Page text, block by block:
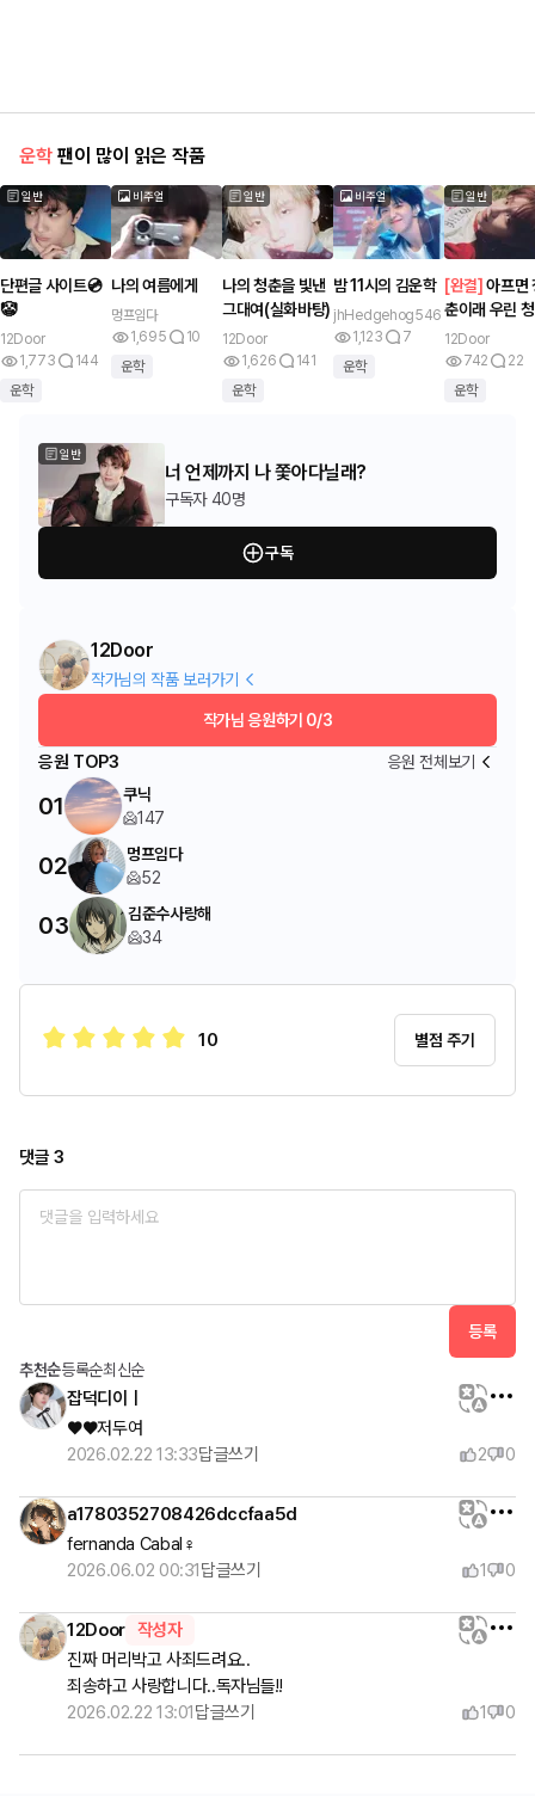
운학 팬이 많이 읽은 작품
일반
단편글 사이트💿
🤡
12Door
1,773
144
운학
비주얼
나의 여름에게
멍프임다
1,695
10
운학
일반
나의 청춘을 빛낸
그대여(실화바탕)
12Door
1,626
141
운학
비주얼
밤 11시의 김운학
jhHedgehog546
1,123
7
운학
일반
[완결]아프면
춘이래 우린
인가봐
12Door
742
22
운학
일반
너 언제까지 나 쫓아다닐래?
구독자 40명
구독
12Door
작가님의 작품 보러가기
작가님 응원하기 0/3
응원 TOP3 응원 전체보기
01
쿠닉
147
02
멍프임다
52
03
김준수사랑해
34
10 별점 주기
댓글 3
등록
추천순등록순최신순
잡덕디이ㅣ
♥️♥️저두여
2026.02.22 13:33답글쓰기 2 0
a1780352708426dccfaa5d
fernanda Cabal♀️
2026.06.02 00:31답글쓰기 1 0
12Door 작성자
진짜 머리박고 사죄드려요..
죄송하고 사랑합니다..독자님들!!
2026.02.22 13:01답글쓰기 1 0